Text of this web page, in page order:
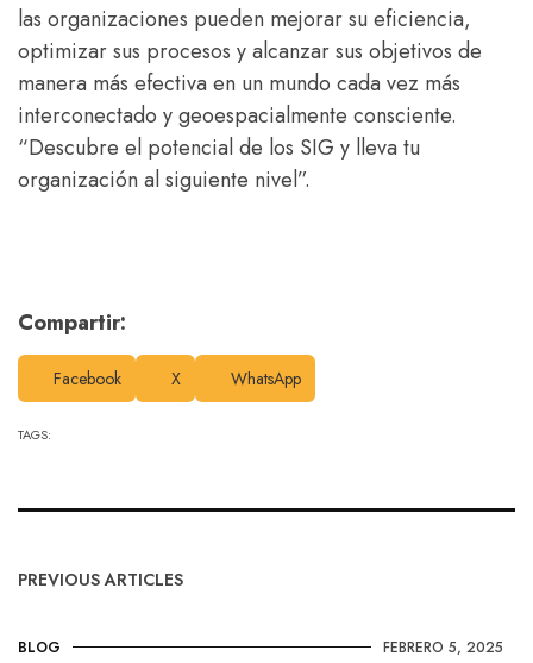
las organizaciones pueden mejorar su eficiencia,
optimizar sus procesos y alcanzar sus objetivos de
manera más efectiva en un mundo cada vez más
interconectado y geoespacialmente consciente.
“Descubre el potencial de los SIG y lleva tu
organización al siguiente nivel”.
Compartir:
Facebook X WhatsApp
TAGS:
PREVIOUS ARTICLES
BLOG FEBRERO 5, 2025